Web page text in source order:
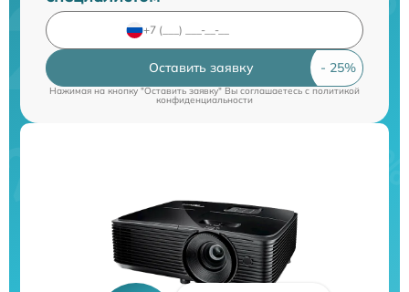
Оставить заявку
Нажимая на кнопку "Оставить заявку" Вы соглашаетесь cполитикой
конфиденциальности